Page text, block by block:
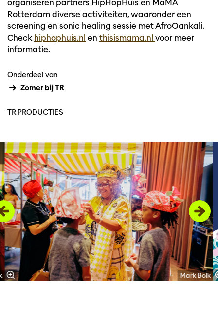
organiseren partners HipHopHuis en MaMA
Rotterdam diverse activiteiten, waaronder een
screening en sonic healing sessie met AfroOankali.
Checkhiphophuis.nl en thisismama.nl voor meer
informatie.
Onderdeel van
Zomer bij TR
TR PRODUCTIES
Overslaan
Mark Bolk